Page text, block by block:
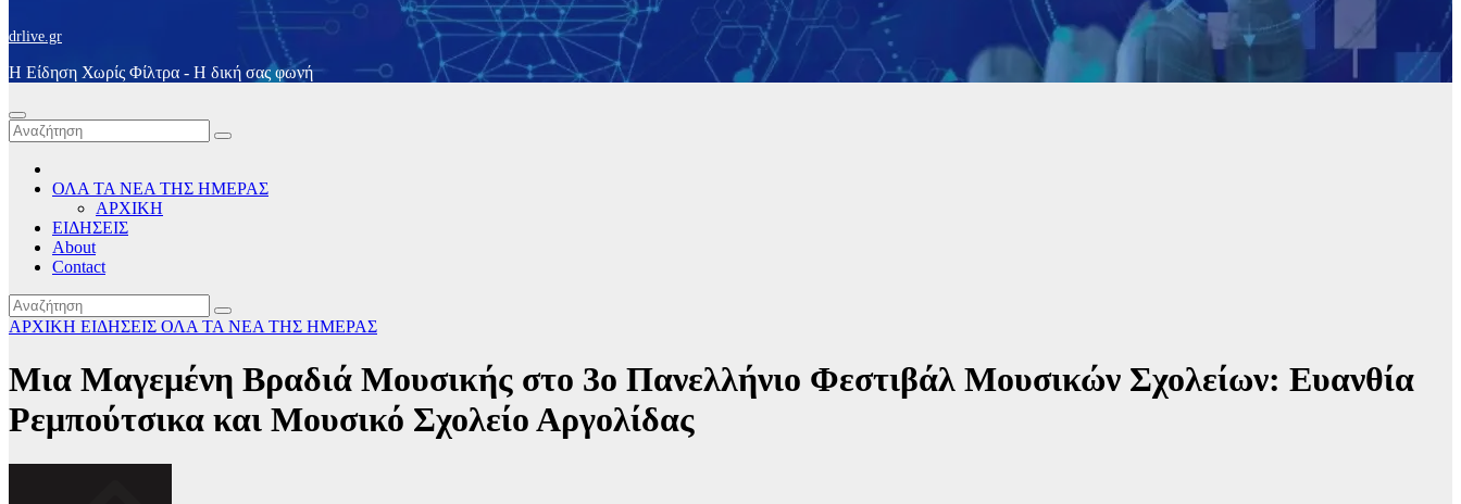
drlive.gr
Η Είδηση Χωρίς Φίλτρα - H δική σας φωνή
ΟΛΑ ΤΑ ΝΕΑ ΤΗΣ ΗΜΕΡΑΣ
ΑΡΧΙΚΗ
ΕΙΔΗΣΕΙΣ
About
Contact
ΑΡΧΙΚΗ ΕΙΔΗΣΕΙΣ ΟΛΑ ΤΑ ΝΕΑ ΤΗΣ ΗΜΕΡΑΣ
Μια Μαγεμένη Βραδιά Μουσικής στο 3ο Πανελλήνιο Φεστιβάλ Μουσικών Σχολείων: Ευανθία
Ρεμπούτσικα και Μουσικό Σχολείο Αργολίδας